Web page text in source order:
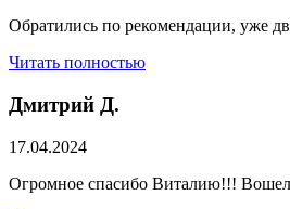
Обратились по рекомендации, уже
Читать полностью
Дмитрий Д.
17.04.2024
Огромное спасибо Виталию!!!